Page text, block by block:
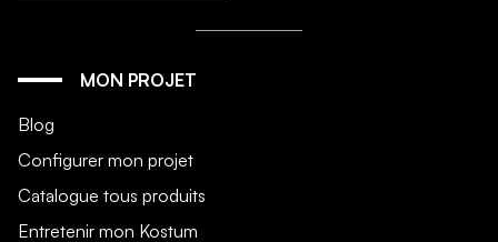
MON PROJET
Blog
Configurer mon projet
Catalogue tous produits
Entretenir mon Kostum